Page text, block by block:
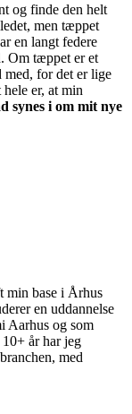
og finde den helt
men tæppet
en langt federe
Om tæppet er et
for det er lige
er, at min
synes i om mit nye
min base i Århus
en uddannelse
Aarhus og som
år har jeg
med